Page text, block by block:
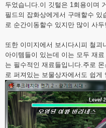
두었습니다.이 깃털은 1회용이며
필드의 잡화상에게서 구매할수 있
로 순간이동할수 있지만 많이 사
또한 이미지에서 보시다시피 철
아이템들이 있는데 이는 모두 재
는 필수적인 재료들입니다.주로
로 퍼져있는 보물상자에서도 쉽게